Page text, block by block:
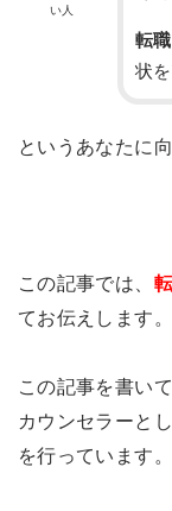
い人
転
状
というあなたに向
この記事では、
てお伝えします。
この記事を書い
カウンセラーと
を行っています。